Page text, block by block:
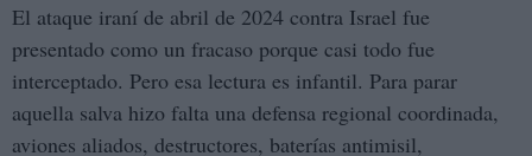
El ataque iraní de abril de 2024 contra Israel fue
presentado como un fracaso porque casi todo fue
interceptado. Pero esa lectura es infantil. Para parar
aquella salva hizo falta una defensa regional coordinada,
aviones aliados, destructores, baterías antimisil,